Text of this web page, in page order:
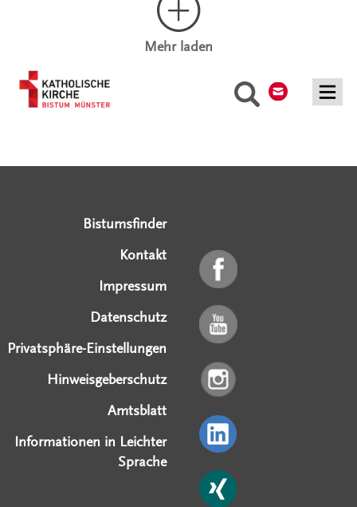
Suche
Mehr laden
Bistumsfinder
Kontakt
Impressum
Datenschutz
Privatsphäre-Einstellungen
Hinweisgeberschutz
Amtsblatt
Informationen in Leichter
Sprache